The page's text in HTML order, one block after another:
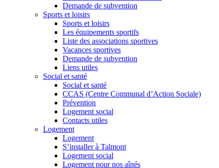
Demande de subvention
Sports et loisirs
Sports et loisirs
Les équipements sportifs
Liste des associations sportives
Vacances sportives
Demande de subvention
Liens utiles
Social et santé
Social et santé
CCAS (Centre Communal d’Action Sociale)
Prévention
Logement social
Contacts utiles
Logement
Logement
S’installer à Talmont
Logement social
Logement pour nos aînés